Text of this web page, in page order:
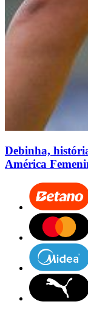
Debinha,
América